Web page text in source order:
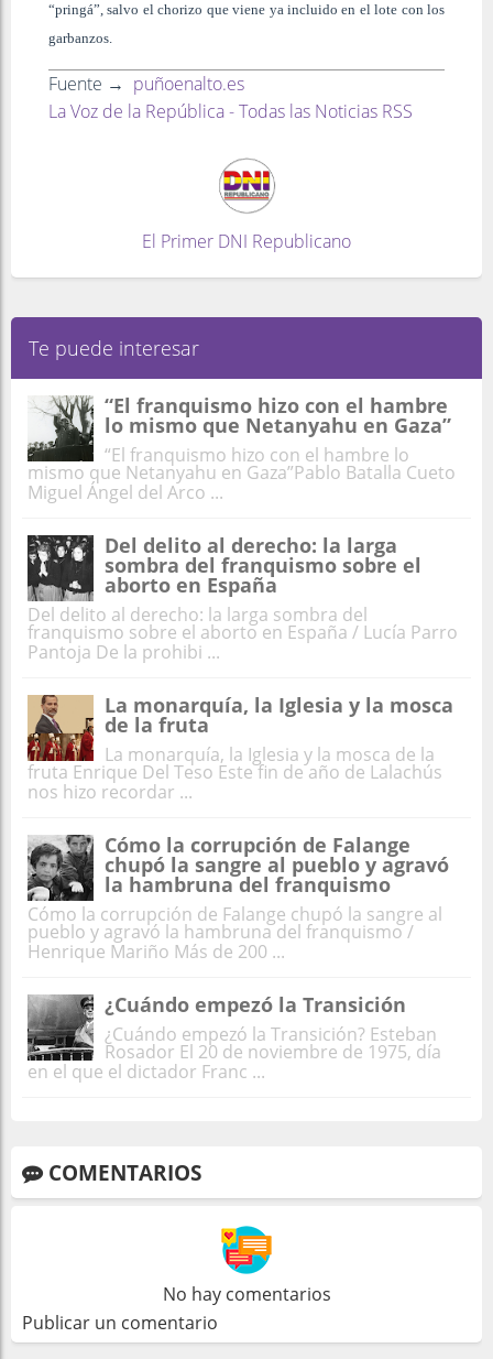
“pringá”, salvo el chorizo que viene ya incluido en el lote con los
garbanzos.
Fuente → puñoenalto.es
La Voz de la República - Todas las Noticias RSS
El Primer DNI Republicano
Te puede interesar
“El franquismo hizo con el hambre
lo mismo que Netanyahu en Gaza”
“El franquismo hizo con el hambre lo
mismo que Netanyahu en Gaza”Pablo Batalla Cueto
Miguel Ángel del Arco ...
Del delito al derecho: la larga
sombra del franquismo sobre el
aborto en España
Del delito al derecho: la larga sombra del
franquismo sobre el aborto en España / Lucía Parro
Pantoja De la prohibi ...
La monarquía, la Iglesia y la mosca
de la fruta
La monarquía, la Iglesia y la mosca de la
fruta Enrique Del Teso Este fin de año de Lalachús
nos hizo recordar ...
Cómo la corrupción de Falange
chupó la sangre al pueblo y agravó
la hambruna del franquismo
Cómo la corrupción de Falange chupó la sangre al
pueblo y agravó la hambruna del franquismo /
Henrique Mariño Más de 200 ...
¿Cuándo empezó la Transición
¿Cuándo empezó la Transición? Esteban
Rosador El 20 de noviembre de 1975, día
en el que el dictador Franc ...
COMENTARIOS
No hay comentarios
Publicar un comentario